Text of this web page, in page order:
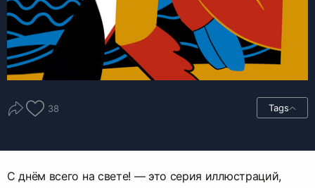
38 Tags
С днём всего на свете! — это серия иллюстраций,